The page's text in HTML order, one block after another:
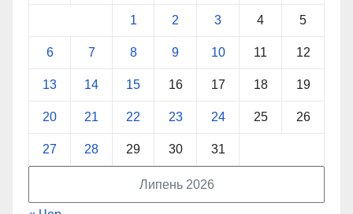
Липень 2026
1 2 3 4 5
6 7 8 9 10 11 12
13 14 15 16 17 18 19
20 21 22 23 24 25 26
27 28 29 30 31